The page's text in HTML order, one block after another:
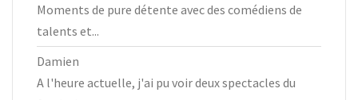
Moments de pure détente avec des comédiens de
talents et...
Damien
A l'heure actuelle, j'ai pu voir deux spectacles du